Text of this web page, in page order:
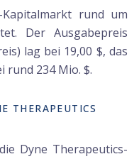
rund um
Der Ausgabepreis
lag bei 19,00 $, das
rund 234 Mio. $.
THERAPEUTICS
Dyne Therapeutics-